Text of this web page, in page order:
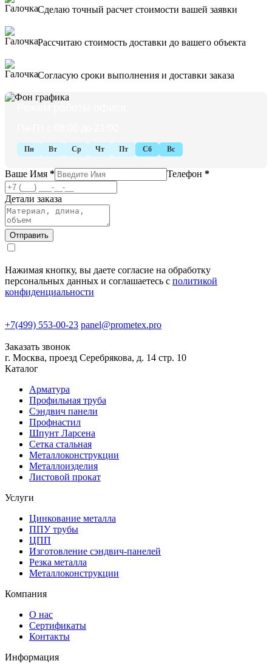
Ваше Имя * Телефон *
Детали заказа
Нажимая кнопку, вы даете согласие на обработку
персональных данных и соглашаетесь с политикой
конфиденциальности
Сделаю точный расчет стоимости вашей заявки
Рассчитаю стоимость доставки до вашего объекта
Согласую сроки выполнения и доставки заказа
Пн Вт Ср Чт Пт Сб Вс
+7(499) 553-00-23 panel@prometex.pro
Заказать звонок
г. Москва, проезд Серебрякова, д. 14 стр. 10
Каталог
Арматура
Профильная труба
Сэндвич панели
Профнастил
Шпунт Ларсена
Сетка стальная
Металлоконструкции
Металлоизделия
Листовой прокат
Услуги
Цинкование металла
ППУ трубы
ЦПП
Изготовление сэндвич-панелей
Резка металла
Металлоконструкции
Компания
О нас
Сертификаты
Контакты
Информация